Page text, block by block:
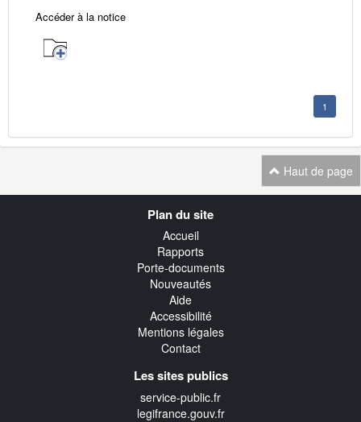
Accéder à la notice
1
Haut de page
Plan du site
Accueil
Rapports
Porte-documents
Nouveautés
Aide
Accessibilité
Mentions légales
Contact
Les sites publics
service-public.fr
legifrance.gouv.fr